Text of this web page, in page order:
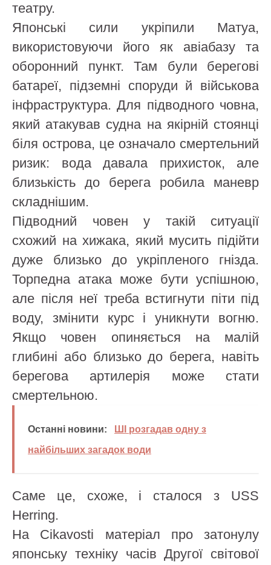
театру.
Японські сили укріпили Матуа,
використовуючи його як авіабазу та
оборонний пункт. Там були берегові
батареї, підземні споруди й військова
інфраструктура. Для підводного човна,
який атакував судна на якірній стоянці
біля острова, це означало смертельний
ризик: вода давала прихисток, але
близькість до берега робила маневр
складнішим.
Підводний човен у такій ситуації
схожий на хижака, який мусить підійти
дуже близько до укріпленого гнізда.
Торпедна атака може бути успішною,
але після неї треба встигнути піти під
воду, змінити курс і уникнути вогню.
Якщо човен опиняється на малій
глибині або близько до берега, навіть
берегова артилерія може стати
смертельною.
Останні новини:
ШІ розгадав одну з
найбільших загадок води
Саме це, схоже, і сталося з USS
Herring.
На Cikavosti матеріал про затонулу
японську техніку часів Другої світової